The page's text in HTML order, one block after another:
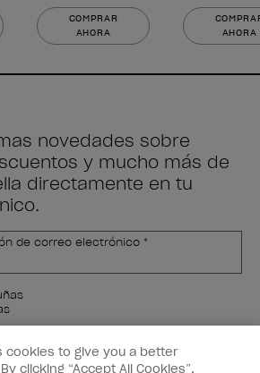
COMPRAR
AHORA
AHORA
novedades sobre
y mucho más de
directamente en tu
de correo electrónico *
cookies to give you a better
clicking “Accept All Cookies”,